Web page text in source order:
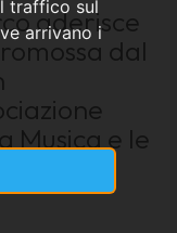
traffico sul
arrivano i
aderisce
dal
Musica e le